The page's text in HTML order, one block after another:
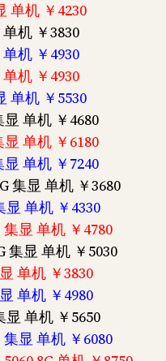
单机 ￥4230
单机 ￥3830
单机 ￥4930
单机 ￥4930
单机 ￥5530
显 单机 ￥4680
显 单机 ￥6180
显 单机 ￥7240
集显 单机 ￥3680
显 单机 ￥4330
集显 单机 ￥4780
集显 单机 ￥5030
单机 ￥3830
单机 ￥4980
显 单机 ￥5650
集显 单机 ￥6080